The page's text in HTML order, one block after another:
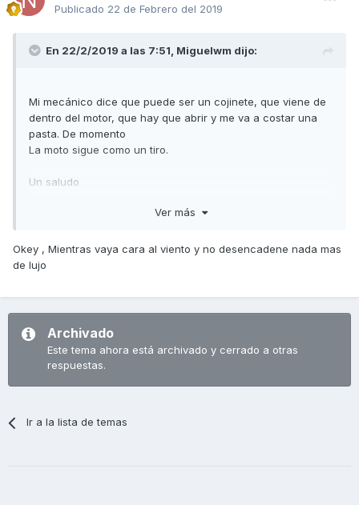
Publicado 22 de Febrero del 2019
En 22/2/2019 a las 7:51, Miguelwm dijo:
Mi mecánico dice que puede ser un cojinete, que viene de
dentro del motor, que hay que abrir y me va a costar una
pasta. De momento
La moto sigue como un tiro.
Un saludo
Ver más
Okey , Mientras vaya cara al viento y no desencadene nada mas
de lujo
Archivado
Este tema ahora está archivado y cerrado a otras
respuestas.
Ir a la lista de temas